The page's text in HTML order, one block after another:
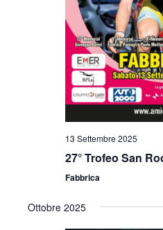
13 Settembre 2025
27° Trofeo San
Fabbrica
Ottobre 2025